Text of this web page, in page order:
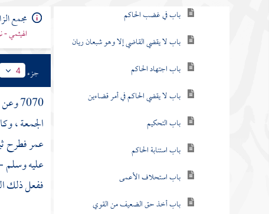
باب في غضب الحاكم
باب لا يقضي القاضي إلا وهو شبعان ريان
باب اجتهاد الحاكم
باب لا يقضي الحاكم في أمر قضاءين
باب التحكيم
باب استنابة الحاكم
باب استحلاف الأعمى
باب أخذ حق الضعيف من القوي
مجمع
الهيثمي
جزء 4
7070 وعن
الجمعة ،
عمرفطرح
عليه وسلم
ففعل ذلك